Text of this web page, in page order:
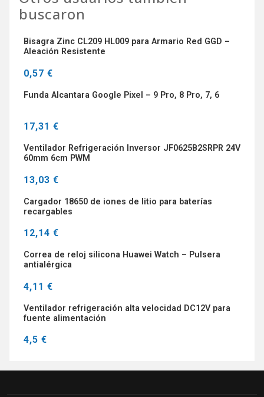
buscaron
Bisagra Zinc CL209 HL009 para Armario Red GGD –
Aleación Resistente
0,57 €
Funda Alcantara Google Pixel – 9 Pro, 8 Pro, 7, 6
17,31 €
Ventilador Refrigeración Inversor JF0625B2SRPR 24V
60mm 6cm PWM
13,03 €
Cargador 18650 de iones de litio para baterías
recargables
12,14 €
Correa de reloj silicona Huawei Watch – Pulsera
antialérgica
4,11 €
Ventilador refrigeración alta velocidad DC12V para
fuente alimentación
4,5 €